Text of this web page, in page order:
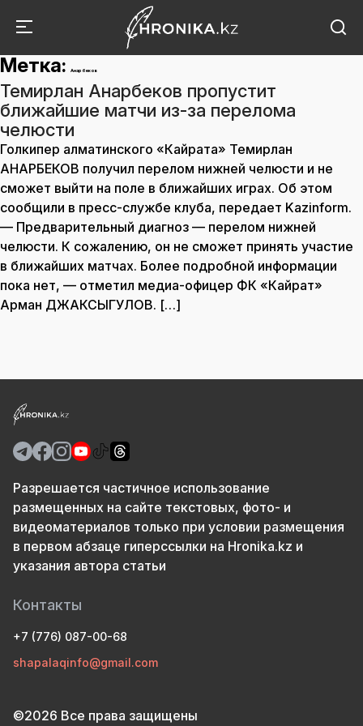
Метка: Анарбеков
Темирлан Анарбеков пропустит
ближайшие матчи из-за перелома
челюсти
Голкипер алматинского «Кайрата» Темирлан
АНАРБЕКОВ получил перелом нижней челюсти и не
сможет выйти на поле в ближайших играх. Об этом
сообщили в пресс-службе клуба, передает Kazinform.
— Предварительный диагноз — перелом нижней
челюсти. К сожалению, он не сможет принять участие
в ближайших матчах. Более подробной информации
пока нет, — отметил медиа-офицер ФК «Кайрат»
Арман ДЖАКСЫГУЛОВ. […]
Разрешается частичное использование
размещенных на сайте текстовых, фото- и
видеоматериалов только при условии размещения
в первом абзаце гиперссылки на Hronika.kz и
указания автора статьи
Контакты
+7 (776) 087-00-68
shapalaqinfo@gmail.com
©2026 Все права защищены